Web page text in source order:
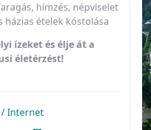
hímzés, népviselet
házias ételek kóstolása
ízeket és élje át a
életérzést!
/ Internet